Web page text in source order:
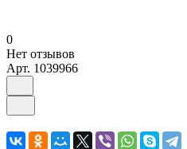
0
Нет отзывов
Арт. 1039966